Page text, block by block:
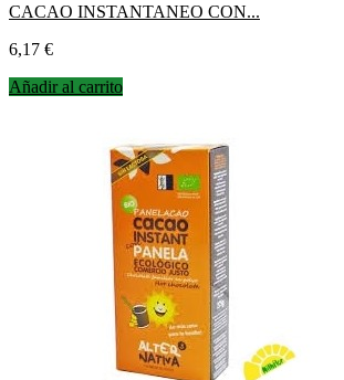
CACAO INSTANTANEO CON...
Precio
6,17 €
Añadir al carrito